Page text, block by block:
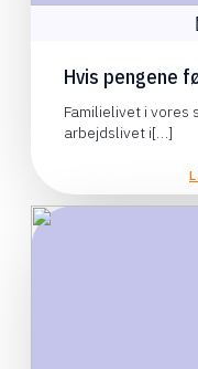
Hvis pengene
Familielivet i vores
arbejdslivet i[…]